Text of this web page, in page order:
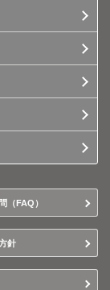
（FAQ）
針